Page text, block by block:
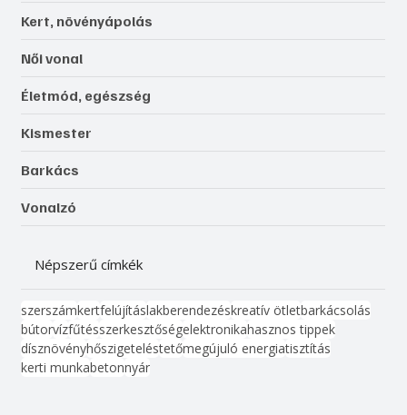
Kert, növényápolás
Női vonal
Életmód, egészség
Kismester
Barkács
Vonalzó
Népszerű címkék
szerszámkertfelújításlakberendezéskreatív ötletbarkácsolás
bútorvízfűtésszerkesztőségelektronikahasznos tippek
dísznövényhőszigeteléstetőmegújuló energiatisztítás
kerti munkabetonnyár